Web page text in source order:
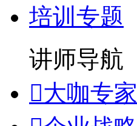
培训专题
讲师导航
大咖专家